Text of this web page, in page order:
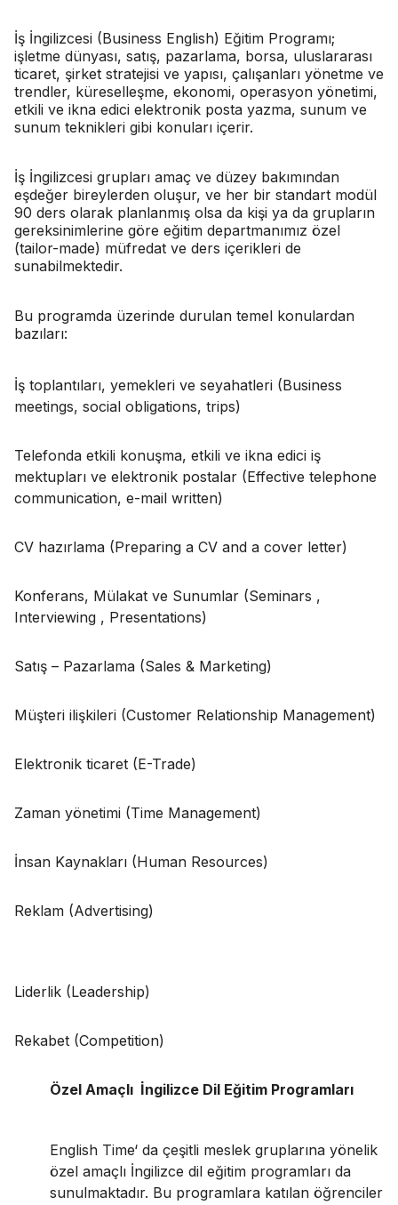
İş İngilizcesi (Business English) Eğitim Programı;
işletme dünyası, satış, pazarlama, borsa, uluslararası
ticaret, şirket stratejisi ve yapısı, çalışanları yönetme ve
trendler, küreselleşme, ekonomi, operasyon yönetimi,
etkili ve ikna edici elektronik posta yazma, sunum ve
sunum teknikleri gibi konuları içerir.
İş İngilizcesi grupları amaç ve düzey bakımından
eşdeğer bireylerden oluşur, ve her bir standart modül
90 ders olarak planlanmış olsa da kişi ya da grupların
gereksinimlerine göre eğitim departmanımız özel
(tailor-made) müfredat ve ders içerikleri de
sunabilmektedir.
Bu programda üzerinde durulan temel konulardan
bazıları:
İş toplantıları, yemekleri ve seyahatleri (Business
meetings, social obligations, trips)
Telefonda etkili konuşma, etkili ve ikna edici iş
mektupları ve elektronik postalar (Effective telephone
communication, e-mail written)
CV hazırlama (Preparing a CV and a cover letter)
Konferans, Mülakat ve Sunumlar (Seminars ,
Interviewing , Presentations)
Satış – Pazarlama (Sales & Marketing)
Müşteri ilişkileri (Customer Relationship Management)
Elektronik ticaret (E-Trade)
Zaman yönetimi (Time Management)
İnsan Kaynakları (Human Resources)
Reklam (Advertising)
Liderlik (Leadership)
Rekabet (Competition)
Özel Amaçlı İngilizce Dil Eğitim Programları
English Time‘ da çeşitli meslek gruplarına yönelik
özel amaçlı İngilizce dil eğitim programları da
sunulmaktadır. Bu programlara katılan öğrenciler